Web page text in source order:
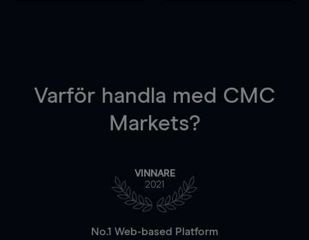
Varför handla med CMC
Markets?
VINNARE
2021
No.1 Web-based Platform